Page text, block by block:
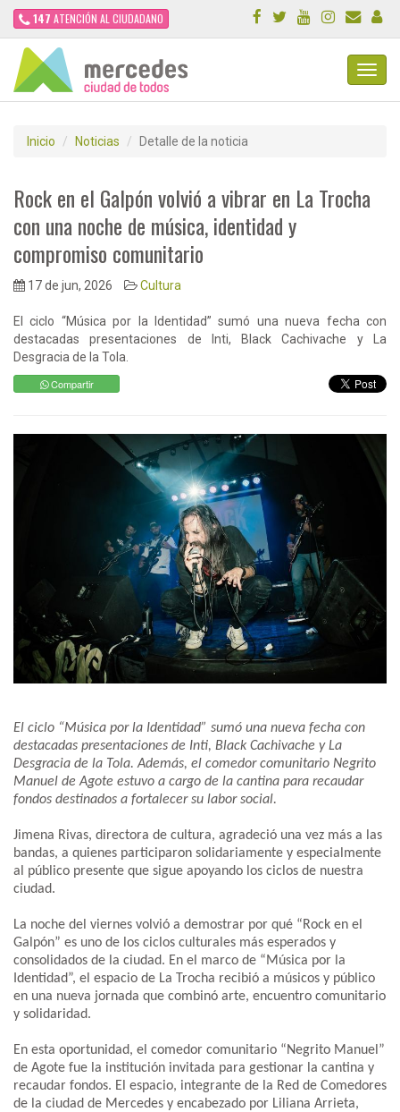
147 ATENCIÓN AL CIUDADANO
Inicio Noticias Detalle de la noticia
Rock en el Galpón volvió a vibrar en La Trocha
con una noche de música, identidad y
compromiso comunitario
17 de jun, 2026 Cultura
El ciclo “Música por la Identidad” sumó una nueva fecha con
destacadas presentaciones de Inti, Black Cachivache y La
Desgracia de la Tola.
Compartir
El ciclo “Música por la Identidad” sumó una nueva fecha con
destacadas presentaciones de Inti, Black Cachivache y La
Desgracia de la Tola. Además, el comedor comunitario Negrito
Manuel de Agote estuvo a cargo de la cantina para recaudar
fondos destinados a fortalecer su labor social.
Jimena Rivas, directora de cultura, agradeció una vez más a las
bandas, a quienes participaron solidariamente y especialmente
al público presente que sigue apoyando los ciclos de nuestra
ciudad.
La noche del viernes volvió a demostrar por qué “Rock en el
Galpón” es uno de los ciclos culturales más esperados y
consolidados de la ciudad. En el marco de “Música por la
Identidad”, el espacio de La Trocha recibió a músicos y público
en una nueva jornada que combinó arte, encuentro comunitario
y solidaridad.
En esta oportunidad, el comedor comunitario “Negrito Manuel”
de Agote fue la institución invitada para gestionar la cantina y
recaudar fondos. El espacio, integrante de la Red de Comedores
de la ciudad de Mercedes y encabezado por Liliana Arrieta,